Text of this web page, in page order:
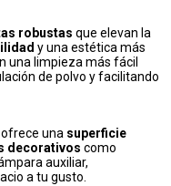
robustas que elevan la
y una estética más
una limpieza más fácil
de polvo y facilitando
una superficie
decorativos como
auxiliar,
a tu gusto.